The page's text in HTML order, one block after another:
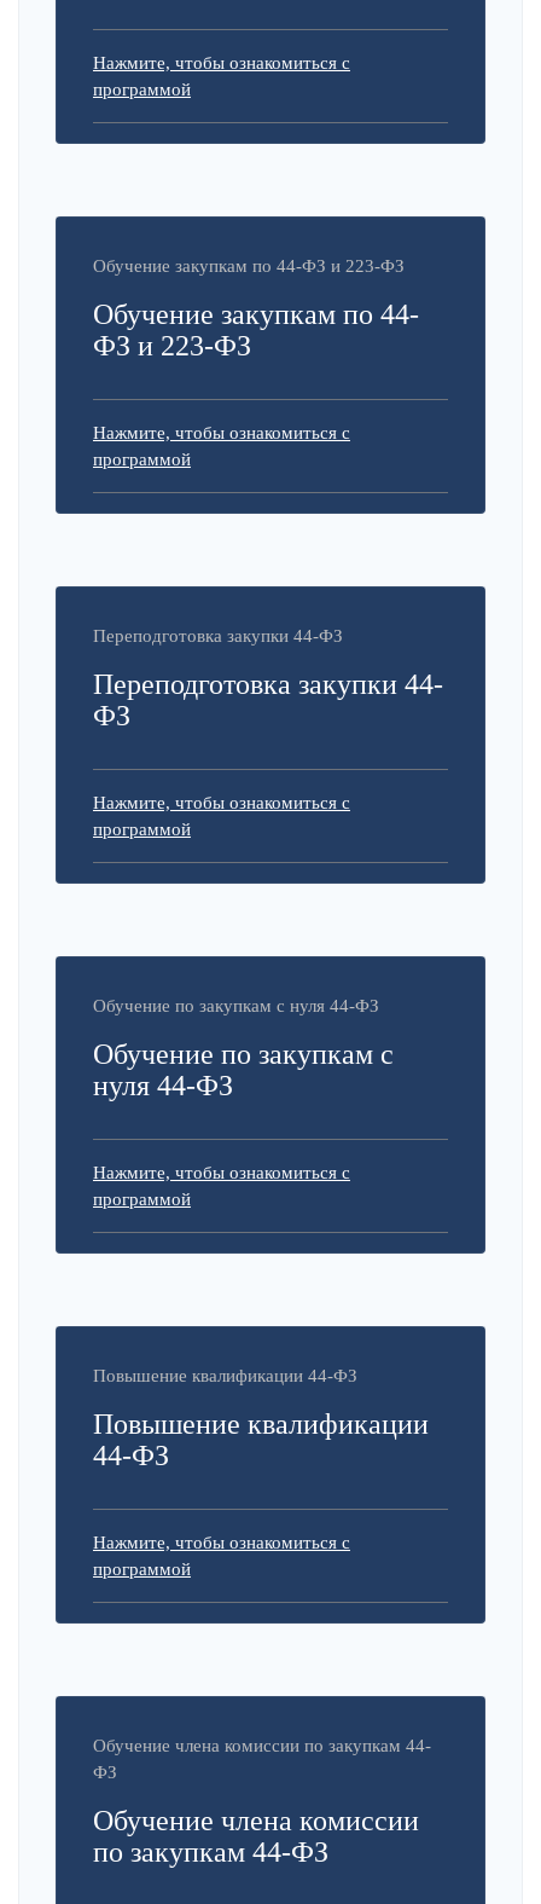
Нажмите, чтобы ознакомиться с
программой
Обучение закупкам по 44-ФЗ и 223-ФЗ
Обучение закупкам по 44-
ФЗ и 223-ФЗ
Нажмите, чтобы ознакомиться с
программой
Переподготовка закупки 44-ФЗ
Переподготовка закупки 44-
ФЗ
Нажмите, чтобы ознакомиться с
программой
Обучение по закупкам с нуля 44-ФЗ
Обучение по закупкам с
нуля 44-ФЗ
Нажмите, чтобы ознакомиться с
программой
Повышение квалификации 44-ФЗ
Повышение квалификации
44-ФЗ
Нажмите, чтобы ознакомиться с
программой
Обучение члена комиссии по закупкам 44-
ФЗ
Обучение члена комиссии
по закупкам 44-ФЗ